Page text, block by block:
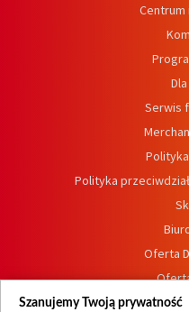
Centrum
Serwis
Polityka
Oferta
Szanujemy Twoją prywatność